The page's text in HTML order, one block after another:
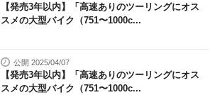
【発売3年以内】「高速ありのツーリングにオス
スメの大型バイク（751〜1000c...
公開 2025/04/07
【発売3年以内】「高速ありのツーリングにオス
スメの大型バイク（751〜1000c...